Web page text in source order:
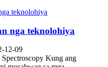
nga teknolohiya
12-09
Kung ang